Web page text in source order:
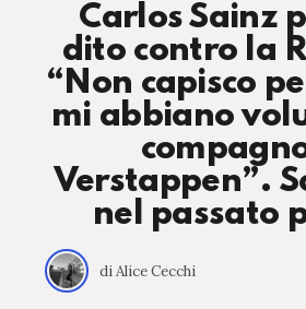
Carlos Sainz
dito contro la
“Non capisco
mi abbiano
Verstappen”.
nel passato
di Alice Cecchi